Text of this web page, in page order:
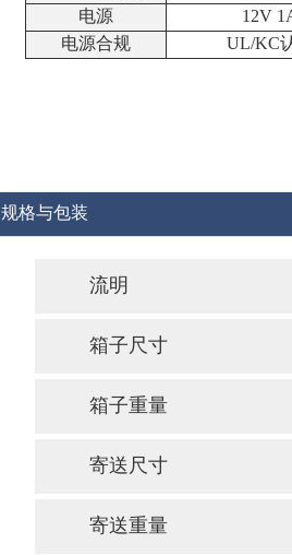
电源
12V
电源合规
UL/KC
规格与包装
流明
箱子尺寸
箱子重量
寄送尺寸
寄送重量